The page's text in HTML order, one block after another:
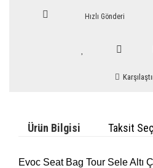
Hızlı Gönderi
Ürün Bilgisi Taksit
Evoc Seat Bag Tour Sele Altı